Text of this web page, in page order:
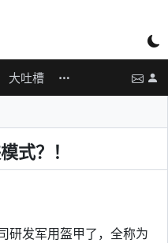
大吐槽
式？！
研发军用盔甲了，全称为